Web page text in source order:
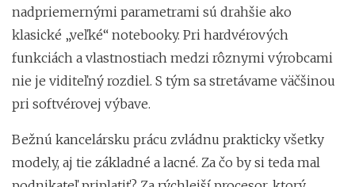
nadpriemernými parametrami sú drahšie ako
klasické „veľké“ notebooky. Pri hardvérových
funkciách a vlastnostiach medzi rôznymi výrobcami
nie je viditeľný rozdiel. S tým sa stretávame väčšinou
pri softvérovej výbave.
Bežnú kancelársku prácu zvládnu prakticky všetky
modely, aj tie základné a lacné. Za čo by si teda mal